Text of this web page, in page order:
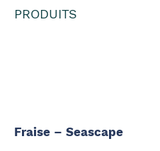
PRODUITS
Fraise – Seascape